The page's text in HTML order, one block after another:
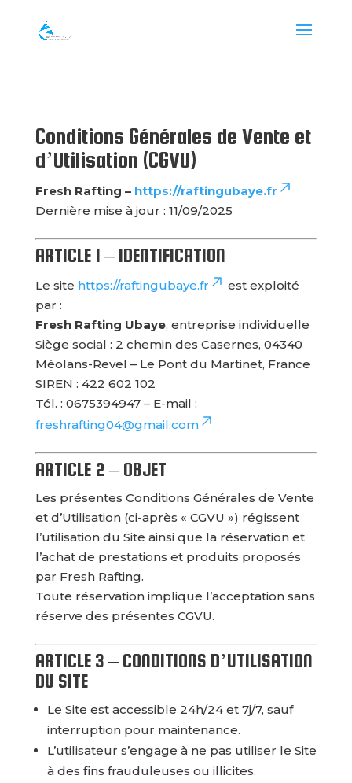
Conditions Générales de Vente et
d’Utilisation (CGVU)
Fresh Rafting – https://raftingubaye.fr
Dernière mise à jour : 11/09/2025
ARTICLE 1 – IDENTIFICATION
Le site https://raftingubaye.fr
est exploité
par :
Fresh Rafting Ubaye, entreprise individuelle
Siège social : 2 chemin des Casernes, 04340
Méolans-Revel – Le Pont du Martinet, France
SIREN : 422 602 102
Tél. : 0675394947 – E-mail :
freshrafting04@gmail.com
ARTICLE 2 – OBJET
Les présentes Conditions Générales de Vente
et d’Utilisation (ci-après « CGVU ») régissent
l’utilisation du Site ainsi que la réservation et
l’achat de prestations et produits proposés
par Fresh Rafting.
Toute réservation implique l’acceptation sans
réserve des présentes CGVU.
ARTICLE 3 – CONDITIONS D’UTILISATION
DU SITE
Le Site est accessible 24h/24 et 7j/7, sauf
interruption pour maintenance.
L’utilisateur s’engage à ne pas utiliser le Site
à des fins frauduleuses ou illicites.